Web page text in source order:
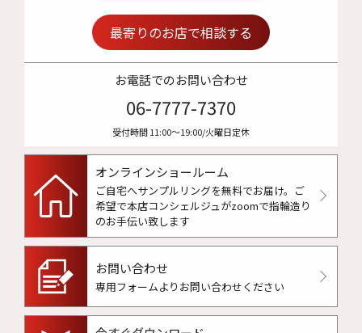
最寄りのお店で相談する
お電話でのお問い合わせ
06-7777-7370
受付時間 11:00〜19:00/火曜日定休
オンラインショールーム
ご自宅へサンプルリングを無料でお届け。 ご
希望で本店コンシェルジュがzoomで指輪造り
のお手伝い致します
お問い合わせ
専用フォームよりお問い合わせください